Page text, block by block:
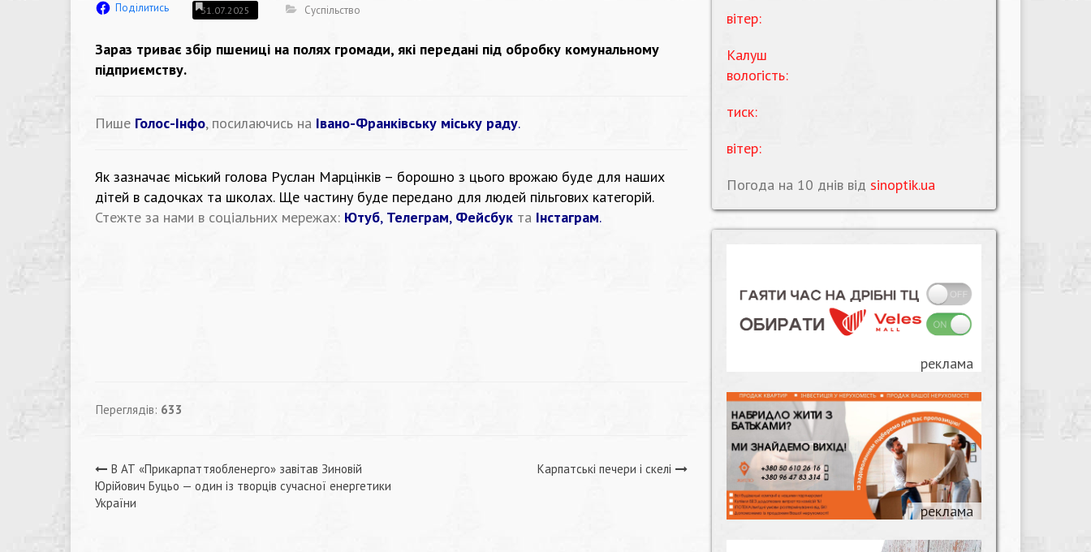
Поділитись 31.07.2025 Суспільство
Зараз триває збір пшениці на полях громади, які передані під обробку комунальному
підприємству.
Пише Голос-Інфо, посилаючись на Івано-Франківську міську раду.
Як зазначає міський голова Руслан Марцінків – борошно з цього врожаю буде для наших
дітей в садочках та школах. Ще частину буде передано для людей пільгових категорій.
Стежте за нами в соціальних мережах: Ютуб, Телеграм, Фейсбук та Інстаграм.
Переглядів: 633
Навігація
записів
В АТ «Прикарпаттяобленерго» завітав Зиновій
Юрійович Буцьо — один із творців сучасної енергетики
України
Карпатські печери і скелі
вітер:
Калуш
вологість:
тиск:
вітер:
Погода на 10 днів від sinoptik.ua